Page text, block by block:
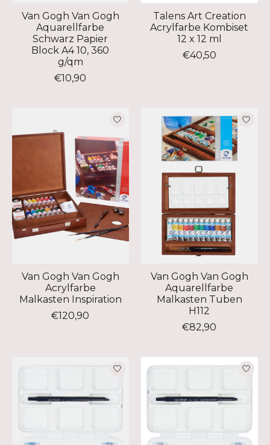
Van Gogh Van Gogh
Aquarellfarbe
Schwarz Papier
Block A4 10, 360
g/qm
€10,90
Talens Art Creation
Acrylfarbe Kombiset
12 x 12 ml
€40,50
Van Gogh Van Gogh
Acrylfarbe
Malkasten Inspiration
€120,90
Van Gogh Van Gogh
Aquarellfarbe
Malkasten Tuben
H112
€82,90